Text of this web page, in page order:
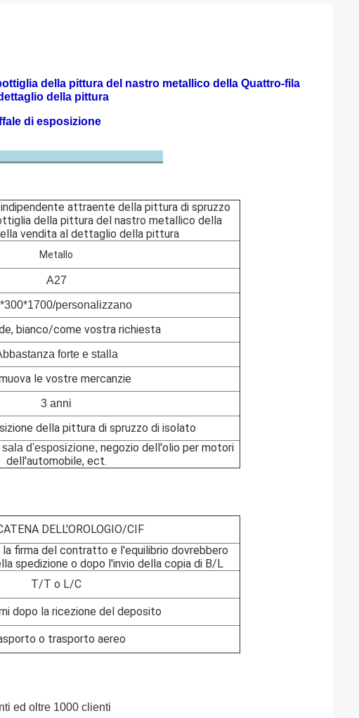
della pittura del nastro metallico della Quattro-fila
della pittura
di esposizione
attraente della pittura di spruzzo
della pittura del nastro metallico della
vendita al dettaglio della pittura
Metallo
A27
personalizzano
bianco/come vostra richiesta
forte e stalla
le vostre mercanzie
3 anni
della pittura di spruzzo di isolato
d'esposizione, negozio dell'olio per motori
dell'automobile, ect.
DELL'OROLOGIO/CIF
firma del contratto e l'equilibrio dovrebbero
spedizione o dopo l'invio della copia di B/L
T/T o L/C
dopo la ricezione del deposito
o trasporto aereo
ed oltre 1000 clienti